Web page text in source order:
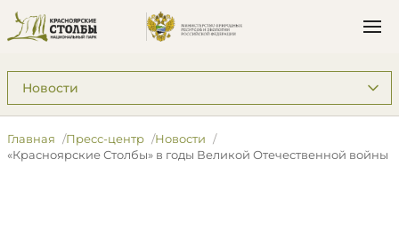
Подразделы: Пресс-центр
Главная Пресс-центр
Новости
«Красноярские Столбы» в годы Великой Отечественной войны